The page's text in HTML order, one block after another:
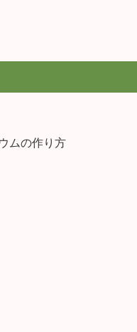
ムの作り方